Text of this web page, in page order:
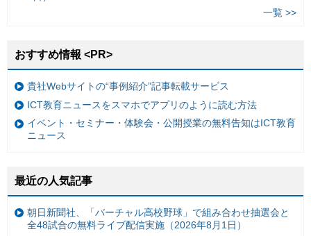
一覧 >>
おすすめ情報 <PR>
貴社Webサイトの“事例紹介”記事転載サービス
ICT教育ニュースをスマホでアプリのように読む方法
イベント・セミナー・体験会・公開授業の無料告知はICT教育
ニュース
最近の人気記事
朝日新聞社、「バーチャル高校野球」で組み合わせ抽選会と
全48試合の無料ライブ配信実施（2026年8月1日）